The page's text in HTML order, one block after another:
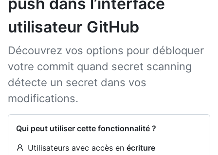
utilisateur GitHub
Découvrez vos options pour débloquer
votre commit quand secret scanning
détecte un secret dans vos
modifications.
Qui peut utiliser cette fonctionnalité ?
Utilisateurs avec accès en écriture